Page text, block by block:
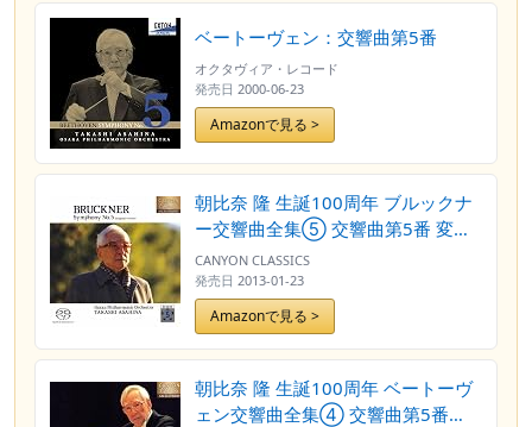
ベートーヴェン：交響曲第5番
オクタヴィア・レコード
発売日 2000-06-23
Amazonで見る >
朝比奈 隆 生誕100周年 ブルックナ
ー交響曲全集⑤ 交響曲第5番 変ロ
長調(原典版)
CANYON CLASSICS
発売日 2013-01-23
Amazonで見る >
朝比奈 隆 生誕100周年 ベートーヴ
ェン交響曲全集④ 交響曲第5番